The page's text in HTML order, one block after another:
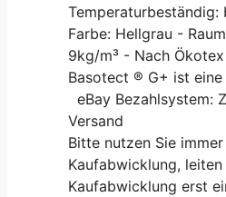
Temperaturbeständig:
Farbe: Hellgrau -
9kg/m³ - Nach
Basotect ® G+ ist eine
eBay Bezahlsystem:
Versand
Bitte nutzen Sie
Kaufabwicklung, leiten
Kaufabwicklung erst